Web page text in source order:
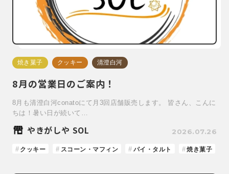
焼き菓子 クッキー 清澄白河
8月の営業日のご案内！
8月も清澄白河conatoにて月3回店舗販売します。 皆さん、こんに
ちは！暑い日が続いて…
やきがしや SOL 2026.07.26
クッキー スコーン・マフィン パイ・タルト 焼き菓子